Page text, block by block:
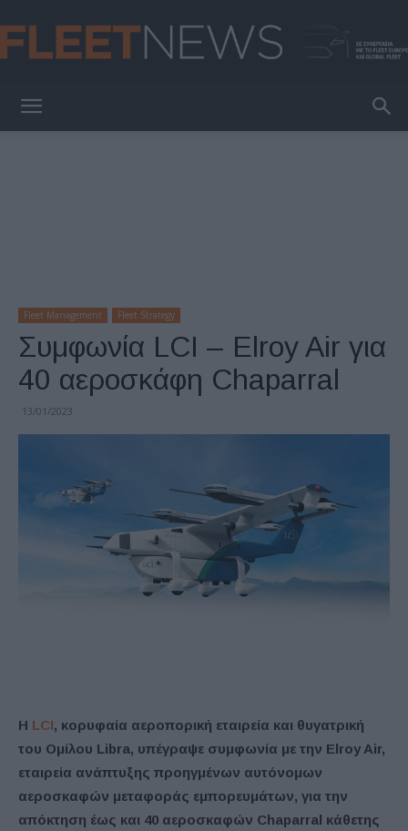
Fleet Management Fleet Strategy
Συμφωνία LCI – Elroy Air για
40 αεροσκάφη Chaparral
13/01/2023
Η LCI, κορυφαία αεροπορική εταιρεία και θυγατρική
του Ομίλου Libra, υπέγραψε συμφωνία με την Elroy Air,
εταιρεία ανάπτυξης προηγμένων αυτόνομων
αεροσκαφών μεταφοράς εμπορευμάτων, για την
απόκτηση έως και 40 αεροσκαφών Chaparral κάθετης